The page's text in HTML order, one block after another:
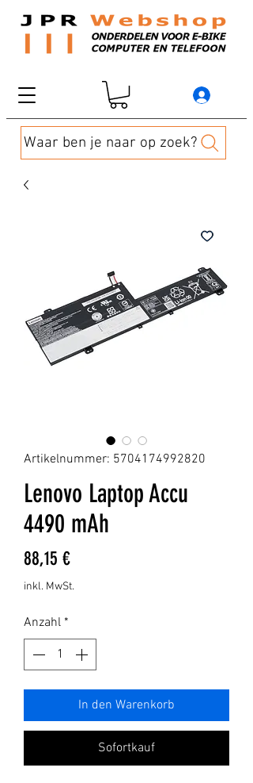
Waar ben je naar op zoek?
Artikelnummer: 5704174992820
Lenovo Laptop Accu
4490 mAh
88,15 €Preis
inkl. MwSt.
Anzahl *
In den Warenkorb
Sofortkauf